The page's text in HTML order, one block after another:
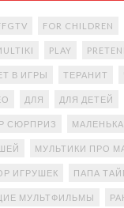
FOR CHILDREN
PLAY
В ИГРЫ ТЕРАНИТ
ДЛЯ ДЛЯ ДЕТЕЙ
СЮРПРИЗ
МУЛЬТИКИ ПРО
ИГРУШЕК ПАПА
МУЛЬТФИЛЬМЫ